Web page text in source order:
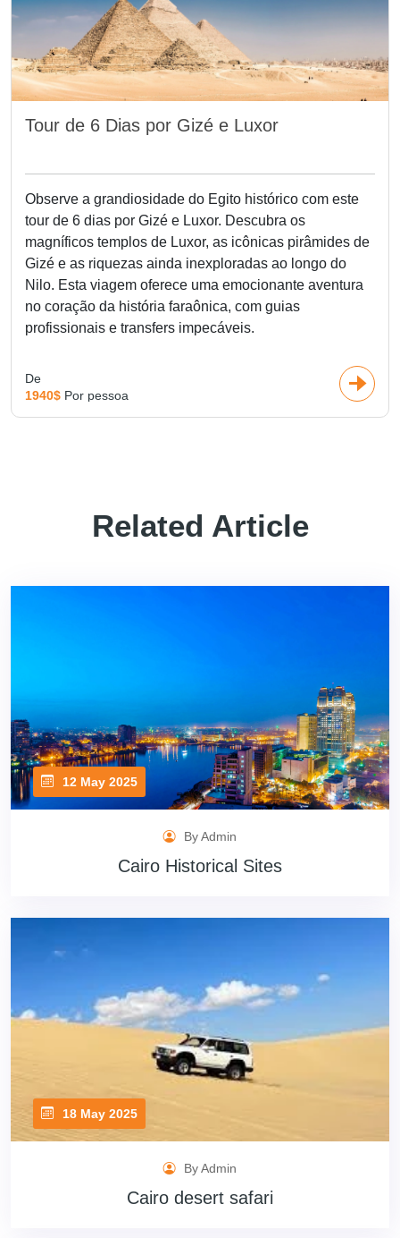
Tour de 6 Dias por Gizé e Luxor
Observe a grandiosidade do Egito histórico com este
tour de 6 dias por Gizé e Luxor. Descubra os
magníficos templos de Luxor, as icônicas pirâmides de
Gizé e as riquezas ainda inexploradas ao longo do
Nilo. Esta viagem oferece uma emocionante aventura
no coração da história faraônica, com guias
profissionais e transfers impecáveis.
De
1940$ Por pessoa
Related Article
12 May 2025
By Admin
Cairo Historical Sites
18 May 2025
By Admin
Cairo desert safari